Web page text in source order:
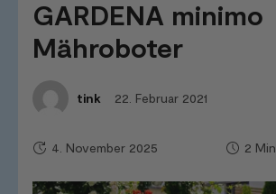
GARDENA minimo
Mähroboter
tink 22. Februar 2021
2 Min.
4. November 2025